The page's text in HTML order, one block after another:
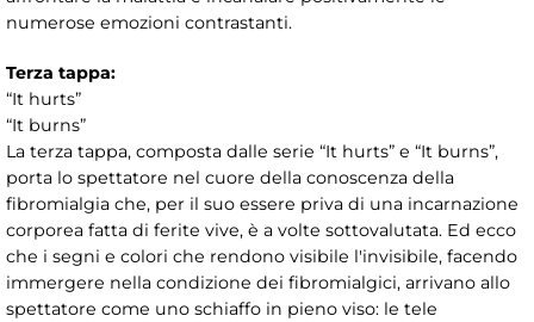
numerose emozioni contrastanti.
Terza tappa:
“It hurts”
“It burns”
La terza tappa, composta dalle serie “It hurts” e “It burns”,
porta lo spettatore nel cuore della conoscenza della
fibromialgia che, per il suo essere priva di una incarnazione
corporea fatta di ferite vive, è a volte sottovalutata. Ed ecco
che i segni e colori che rendono visibile l'invisibile, facendo
immergere nella condizione dei fibromialgici, arrivano allo
spettatore come uno schiaffo in pieno viso: le tele